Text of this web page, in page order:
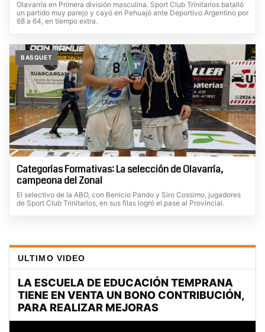
Olavarría en Primera división masculina. Sport Club Trinitarios batalló
un partido muy parejo y cayó en Pehuajó ante Deportivo Argentino por
68 a 64, en tiempo extra.
BASQUET
Categorías Formativas: La selección de Olavarría,
campeona del Zonal
El selectivo de la ABO, con Benicio Pando y Siro Cossimo, jugadores
de Sport Club Trinitarios, en sus filas logró el pase al Provincial.
ULTIMO VIDEO